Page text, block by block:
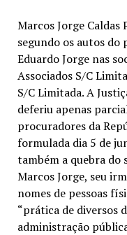
Marcos Jorge Caldas
segundo os autos do
Eduardo Jorge nas
Associados S/C
S/C Limitada. A
deferiu apenas
procuradores da
formulada dia 5 de
também a quebra do
Marcos Jorge, seu
nomes de pessoas
“prática de diversos
administração